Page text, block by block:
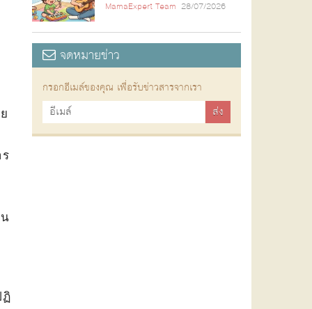
ฏิ
MamaExpert Team 28/07/2026
จดหมายข่าว
กรอกอีเมล์ของคุณ เพื่อรับข่าวสารจากเรา